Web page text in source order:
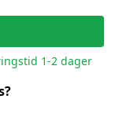
1-2 dager